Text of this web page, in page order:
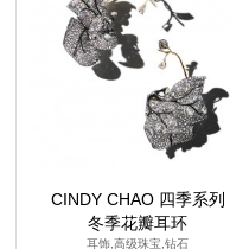
CINDY CHAO 四季系列
冬季花瓣耳环
耳饰,高级珠宝,钻石